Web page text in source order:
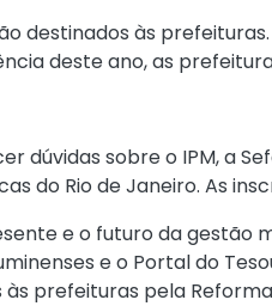
destinados às
deste ano, as
dúvidas sobre o IPM, a
do Rio de Janeiro. As
e o futuro da gestão
e o Portal do
prefeituras pela